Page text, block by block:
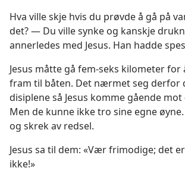
Hva ville skje hvis du prøvde å gå på
det? — Du ville synke og kanskje
annerledes med Jesus. Han hadde
Jesus måtte gå fem-seks kilometerfor
fram til båten. Det nærmet seg derfor
disiplene så Jesus komme gående
Men de kunne ikke tro sine egne
og skrek av redsel.
Jesus sa til dem: «Vær frimodige; det
ikke!»